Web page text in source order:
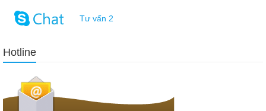
Tư vấn 2
Hotline